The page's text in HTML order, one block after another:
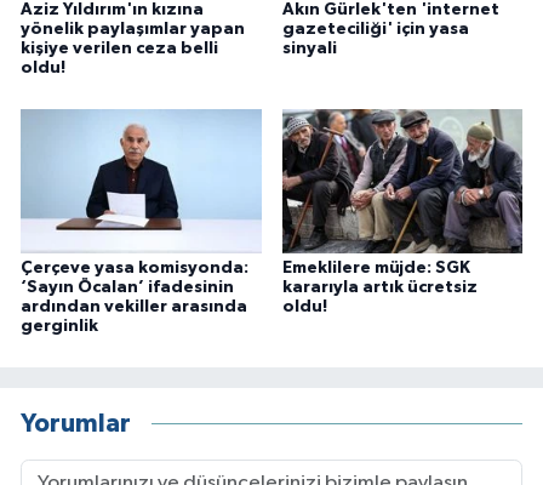
Aziz Yıldırım'ın kızına
yönelik paylaşımlar yapan
kişiye verilen ceza belli
oldu!
Akın Gürlek'ten 'internet
gazeteciliği' için yasa
sinyali
Çerçeve yasa komisyonda:
‘Sayın Öcalan’ ifadesinin
ardından vekiller arasında
gerginlik
Emeklilere müjde: SGK
kararıyla artık ücretsiz
oldu!
Yorumlar